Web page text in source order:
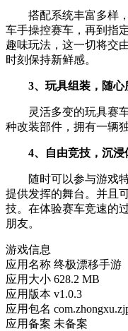
搭配系统丰富多样，
车手操控赛车，再到指
趣味玩法，这一切将交
时刻保持新鲜感。
3、玩具组装，随心
灵活多变的玩具赛车
种改装部件，拥有一辆
4、自由竞技，沉浸
随时可以参与游戏特
提供发挥的舞台。并且
技。在体验赛车竞速的
朋友。
游戏信息
应用名称 终极漂移手游
应用大小 628.2 MB
应用版本 v1.0.3
应用包名
应用备案 未备案